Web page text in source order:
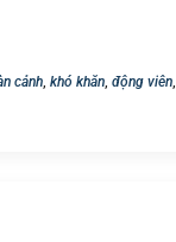
cảnh, khó khăn, động viên,